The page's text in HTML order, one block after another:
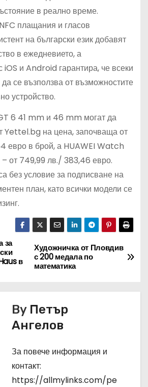
в реално време.
плащания и гласов
на български език добавят
в ежедневието, а
iOS и Android гарантира, че всеки
се възползва от възможностите
устройство.
6 41 mm и 46 mm могат да
Yettel.bg на цена, започваща от
евро в брой, а HUAWEI Watch
от 749,99 лв./ 383,46 евро.
без условие за подписване на
план, като всички модели се
Художничка от Пловдив
с 200 медала по
математика
за
в
By Петър
Ангелов
За повече информация и
контакт:
https://allmylinks.com/pe